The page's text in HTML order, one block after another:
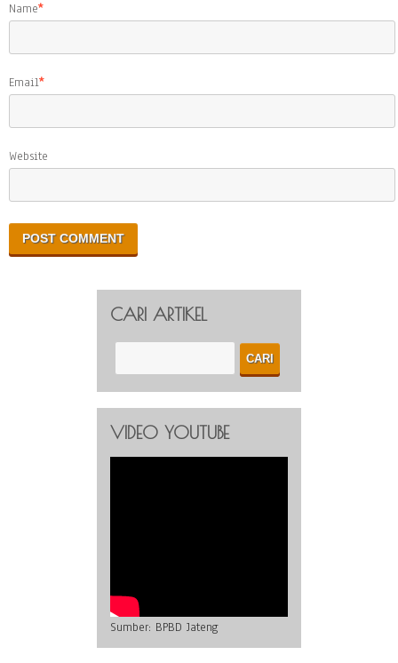
Name*
Email*
Website
CARI ARTIKEL
VIDEO YOUTUBE
Sumber: BPBD Jateng